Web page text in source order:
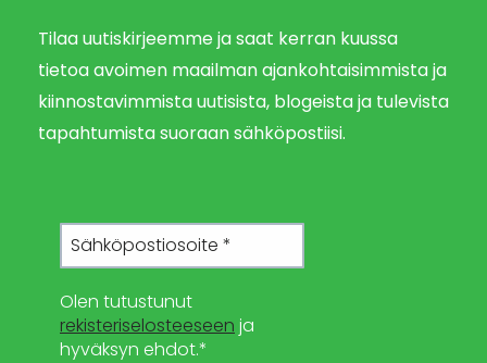
Tilaa uutiskirjeemme ja saat kerran kuussa
tietoa avoimen maailman ajankohtaisimmista ja
kiinnostavimmista uutisista, blogeista ja tulevista
tapahtumista suoraan sähköpostiisi.
Olen tutustunut
rekisteriselosteeseen ja
hyväksyn ehdot.*